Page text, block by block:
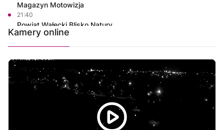
Magazyn Motowizja
21:40
Powiat Wałecki Blisko Natury
22:00
Ze starych taśm
Na szczęście piątek
Kamery online